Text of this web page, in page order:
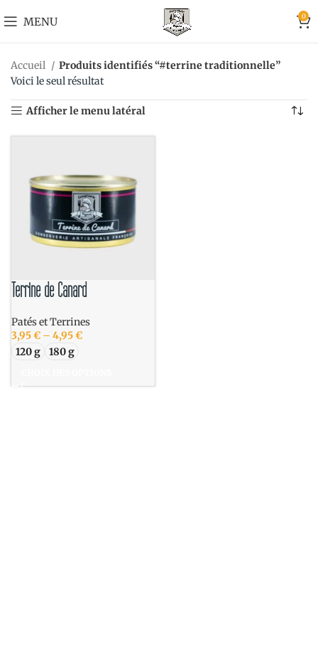
MENU 0
Accueil
Produits identifiés “#terrine traditionnelle”
Voici le seul résultat
Afficher le menu latéral
Terrine de Canard
Patés et Terrines
3,95€ – 4,95€
120 g
180 g